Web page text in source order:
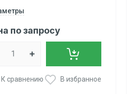
по запросу
К сравнению В избранное